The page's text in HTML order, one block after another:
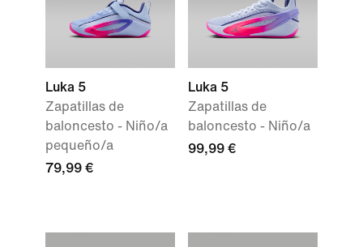
Luka 5
Zapatillas de
baloncesto - Niño/a
pequeño/a
79,99 €
Luka 5
Zapatillas de
baloncesto - Niño/a
99,99 €